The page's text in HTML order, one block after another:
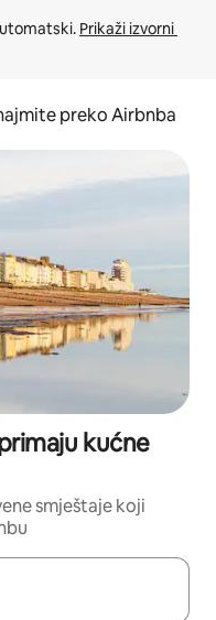
Prikaži izvorni
preko Airbnba
kućne
smještaje koji
ćete ih pregledati